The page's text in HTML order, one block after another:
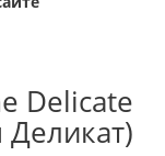
Delicate